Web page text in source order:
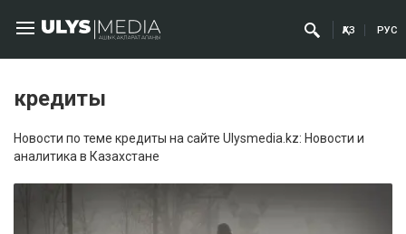
ҚАЗ РУС
кредиты
Новости по теме кредиты на сайте Ulysmedia.kz: Новости и
аналитика в Казахстане